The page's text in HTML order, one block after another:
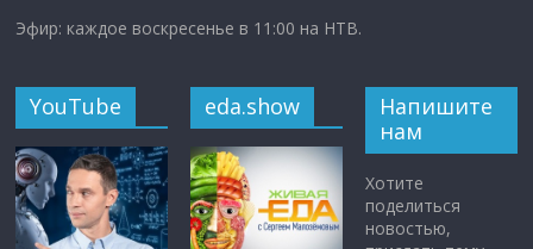
Эфир: каждое воскресенье в 11:00 на НТВ.
YouTube eda.show
Напишите
нам
Хотите
поделиться
новостью,